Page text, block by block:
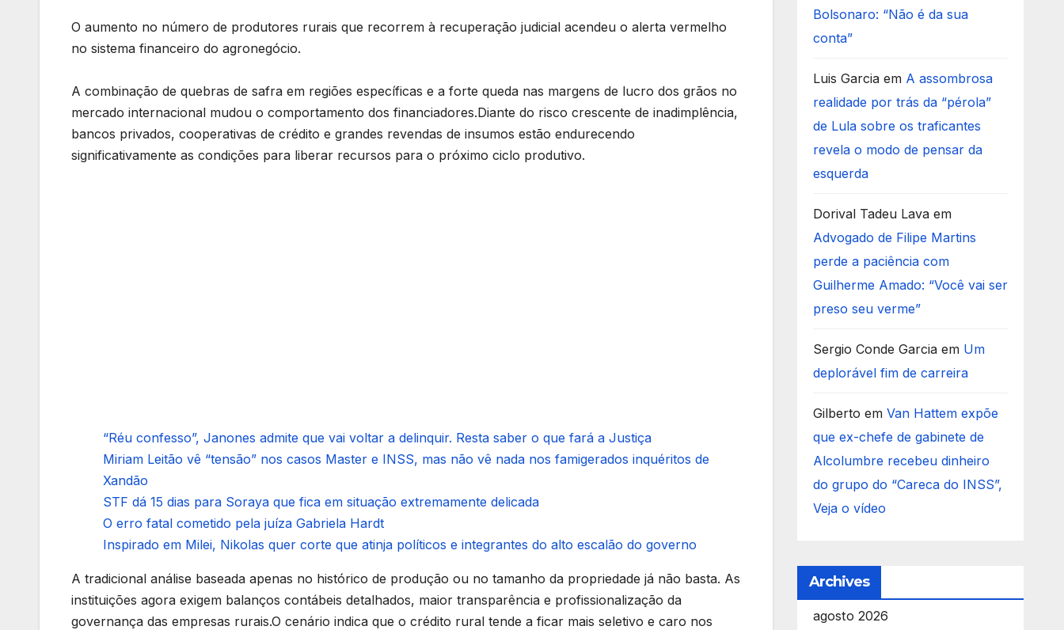
O aumento no número de produtores rurais que recorrem à recuperação judicial acendeu o alerta vermelho
no sistema financeiro do agronegócio.
A combinação de quebras de safra em regiões específicas e a forte queda nas margens de lucro dos grãos no
mercado internacional mudou o comportamento dos financiadores.Diante do risco crescente de inadimplência,
bancos privados, cooperativas de crédito e grandes revendas de insumos estão endurecendo
significativamente as condições para liberar recursos para o próximo ciclo produtivo.
“Réu confesso”, Janones admite que vai voltar a delinquir. Resta saber o que fará a Justiça
Miriam Leitão vê “tensão” nos casos Master e INSS, mas não vê nada nos famigerados inquéritos de
Xandão
STF dá 15 dias para Soraya que fica em situação extremamente delicada
O erro fatal cometido pela juíza Gabriela Hardt
Inspirado em Milei, Nikolas quer corte que atinja políticos e integrantes do alto escalão do governo
A tradicional análise baseada apenas no histórico de produção ou no tamanho da propriedade já não basta. As
instituições agora exigem balanços contábeis detalhados, maior transparência e profissionalização da
governança das empresas rurais.O cenário indica que o crédito rural tende a ficar mais seletivo e caro nos
Bolsonaro: “Não é da sua
conta”
Luis Garciaem A assombrosa
realidade por trás da “pérola”
de Lula sobre os traficantes
revela o modo de pensar da
esquerda
Dorival Tadeu Lavaem
Advogado de Filipe Martins
perde a paciência com
Guilherme Amado: “Você vai ser
preso seu verme”
Sergio Conde Garciaem Um
deplorável fim de carreira
Gilberto em Van Hattem expõe
que ex-chefe de gabinete de
Alcolumbre recebeu dinheiro
do grupo do “Careca do INSS”,
Veja o vídeo
Archives
agosto 2026